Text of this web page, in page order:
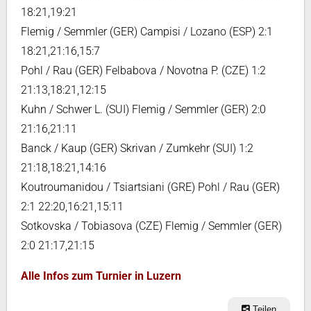
18:21,19:21
Flemig / Semmler (GER) Campisi / Lozano (ESP) 2:1
18:21,21:16,15:7
Pohl / Rau (GER) Felbabova / Novotna P. (CZE) 1:2
21:13,18:21,12:15
Kuhn / Schwer L. (SUI) Flemig / Semmler (GER) 2:0
21:16,21:11
Banck / Kaup (GER) Skrivan / Zumkehr (SUI) 1:2
21:18,18:21,14:16
Koutroumanidou / Tsiartsiani (GRE) Pohl / Rau (GER)
2:1 22:20,16:21,15:11
Sotkovska / Tobiasova (CZE) Flemig / Semmler (GER)
2:0 21:17,21:15
Alle Infos zum Turnier in Luzern